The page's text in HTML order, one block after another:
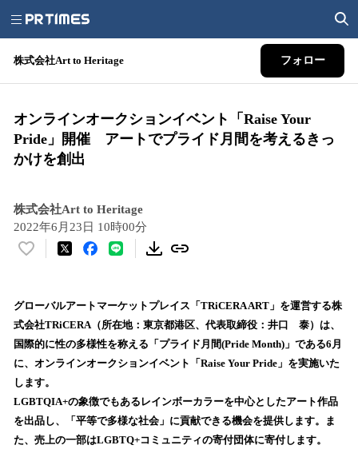
株式会社Art to Heritage フォロー
オンラインオークションイベント「Raise Your
Pride」開催 アートでプライド月間を考えるきっ
かけを創出
株式会社Art to Heritage
2022年6月23日 10時00分
い
！
数
を
込
み
中
で
グローバルアートマーケットプレイス「TRiCERA ART」を運営する株
式会社TRiCERA（所在地：東京都港区、代表取締役：井口 泰）は、
国際的に性の多様性を称える「プライド月間(Pride Month)」である6月
に、オンラインオークションイベント「Raise Your Pride」を実施いた
します。
LGBTQIA+の象徴でもあるレインボーカラーを中心としたアート作品
を出品し、「平等で多様な社会」に貢献できる機会を提供します。ま
た、売上の一部はLGBTQ+コミュニティの寄付団体に寄付します。